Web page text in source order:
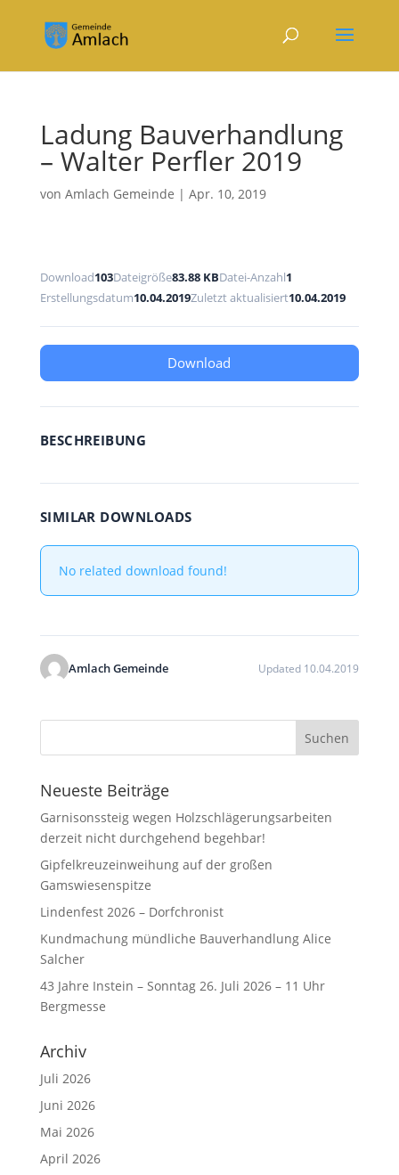
Ladung Bauverhandlung
– Walter Perfler 2019
von Amlach Gemeinde | Apr. 10, 2019
Download103Dateigröße83.88 KBDatei-Anzahl1
Erstellungsdatum10.04.2019Zuletzt aktualisiert10.04.2019
Download
BESCHREIBUNG
SIMILAR DOWNLOADS
No related download found!
Amlach Gemeinde Updated 10.04.2019
Neueste Beiträge
Garnisonssteig wegen Holzschlägerungsarbeiten
derzeit nicht durchgehend begehbar!
Gipfelkreuzeinweihung auf der großen
Gamswiesenspitze
Lindenfest 2026 – Dorfchronist
Kundmachung mündliche Bauverhandlung Alice
Salcher
43 Jahre Instein – Sonntag 26. Juli 2026 – 11 Uhr
Bergmesse
Archiv
Juli 2026
Juni 2026
Mai 2026
April 2026